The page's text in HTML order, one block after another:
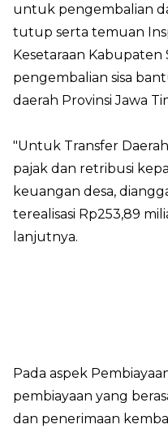
untuk pengembalian
tutup serta temuan
Kesetaraan
pengembalian sisa
daerah Provinsi Jawa
"Untuk Transfer
pajak dan retribusi
keuangan desa,
terealisasi Rp253,89
lanjutnya.
Pada aspek
pembiayaan yang
dan penerimaan